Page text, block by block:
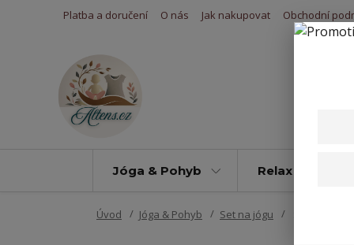
Platba a doručení O nás Jak nakupovat Obchodní
Jóga & Pohyb Relax & Úleva
Úvod Jóga & Pohyb Set na jógu